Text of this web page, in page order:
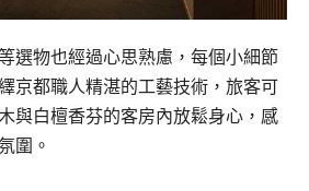
選物也經過心思熟慮，每個小細節
京都職人精湛的工藝技術，旅客可
與白檀香芬的客房內放鬆身心，感
圍。